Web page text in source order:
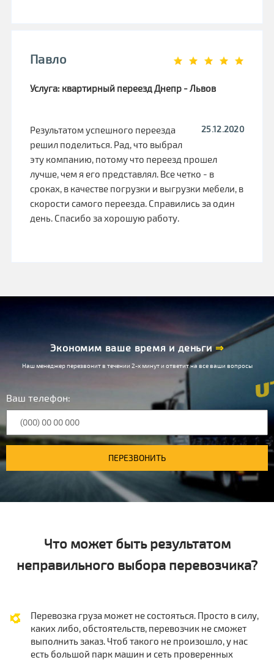
Павло
Услуга: квартирный переезд Днепр - Львов
25.12.2020
Результатом успешного переезда
решил поделиться. Рад, что выбрал
эту компанию, потому что переезд прошел
лучше, чем я его представлял. Все четко - в
сроках, в качестве погрузки и выгрузки мебели, в
скорости самого переезда. Справились за один
день. Спасибо за хорошую работу.
Экономим ваше время и деньги⇒
Наш менеджер перезвонит в течении 2-х минут и ответит на все ваши вопросы
Ваш телефон:
ПЕРЕЗВОНИТЬ
Что может быть результатом
неправильного выбора перевозчика?
Перевозка груза может не состояться. Просто в силу,
каких либо, обстоятельств, перевозчик не сможет
выполнить заказ. Чтоб такого не произошло, у нас
есть большой парк машин и сеть проверенных